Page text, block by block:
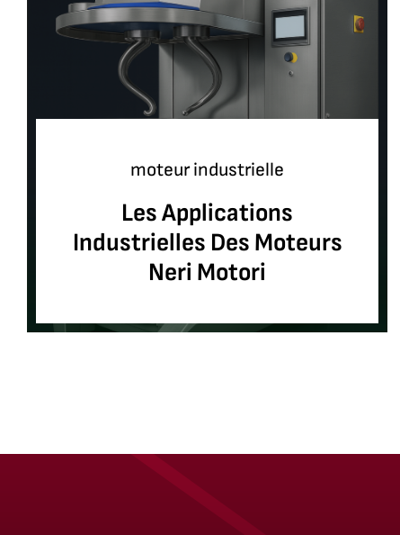
moteur industrielle
Les Applications
Industrielles Des Moteurs
Neri Motori